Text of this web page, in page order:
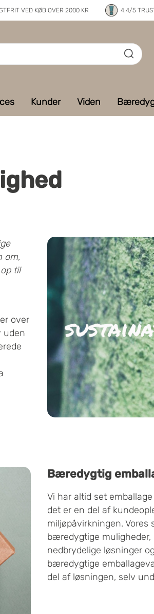
VED KØB OVER 2000 KR 4.4/5
Kunder Viden
om,
til
over
uden
Bæredygtig
Vi har altid set
det er en del af
miljøpåvirkningen.
bæredygtige muligheder,
nedbrydelige løsninger
bæredygtige
del af løsningen, selv